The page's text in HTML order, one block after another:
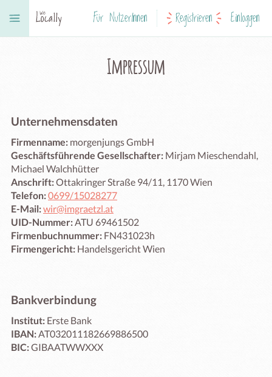
Für NutzerInnen Registrieren Einloggen
Impressum
Unternehmensdaten
Firmenname: morgenjungs GmbH
Geschäftsführende Gesellschafter: Mirjam Mieschendahl,
Michael Walchhütter
Anschrift:Ottakringer Straße 94/11, 1170 Wien
Telefon:0699/15028277
E-Mail:wir@imgraetzl.at
UID-Nummer:ATU 69461502
Firmenbuchnummer: FN431023h
Firmengericht: Handelsgericht Wien
Bankverbindung
Institut: Erste Bank
IBAN:AT032011182669886500
BIC:GIBAATWWXXX